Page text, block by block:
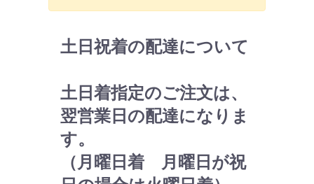
土日祝着の配達について
土日着指定のご注文は、
翌営業日の配達になりま
す。
（月曜日着 月曜日が祝